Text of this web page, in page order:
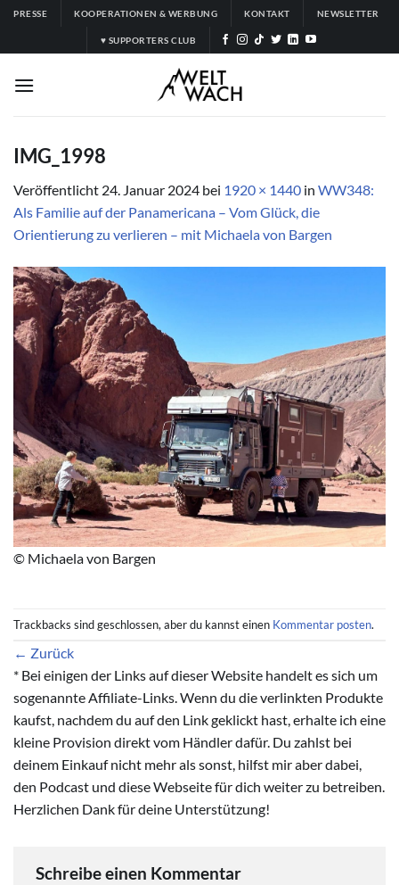
Zum
springen
PRESSE KOOPERATIONEN & WERBUNG KONTAKT NEWSLETTER
♥ SUPPORTERS CLUB
IMG_1998
Veröffentlicht 24. Januar 2024 bei 1920 × 1440 in WW348:
Als Familie auf der Panamericana – Vom Glück, die
Orientierung zu verlieren – mit Michaela von Bargen
© Michaela von Bargen
Trackbacks sind geschlossen, aber du kannst einen Kommentar posten.
← Zurück
* Bei einigen der Links auf dieser Website handelt es sich um
sogenannte Affiliate-Links. Wenn du die verlinkten Produkte
kaufst, nachdem du auf den Link geklickt hast, erhalte ich eine
kleine Provision direkt vom Händler dafür. Du zahlst bei
deinem Einkauf nicht mehr als sonst, hilfst mir aber dabei,
den Podcast und diese Webseite für dich weiter zu betreiben.
Herzlichen Dank für deine Unterstützung!
Schreibe einen Kommentar